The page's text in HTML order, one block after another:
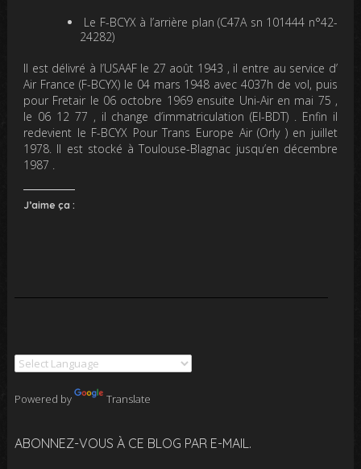
Le F-BCYX à l’arrière plan (C47A sn 101444 n°42-
24282)
Il est délivré à l’USAAF le 27 août 1943 , il entre au service d’
Air France (F-BCYX) le 04 mars 1948 avec 4037h de vol, puis
pour Fretair le 06 octobre 1969 ensuite Uni-Air en mai 75 ,
le 06 12 77 , il change d’immatriculation (EI-BDT) . Enfin il
redevient le F-BCYX Pour Trans Europe Air (Orly ) en juillet
1978. Il est stocké à Toulouse-Blagnac jusqu’en décembre
1987 .
J’aime ça :
Powered by Translate
ABONNEZ-VOUS À CE BLOG PAR E-MAIL.